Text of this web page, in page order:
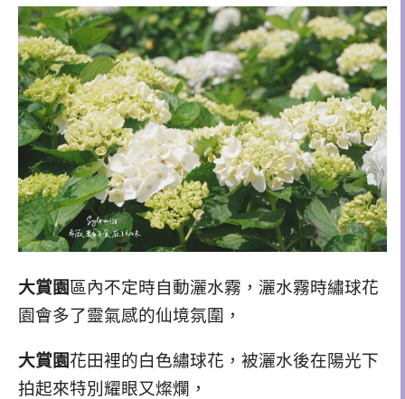
大賞園區內不定時自動灑水霧，灑水霧時繡球花
園會多了靈氣感的仙境氛圍，
大賞園花田裡的白色繡球花，被灑水後在陽光下
拍起來特別耀眼又燦爛，